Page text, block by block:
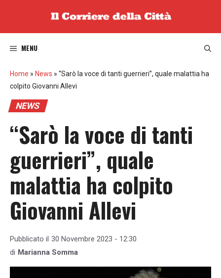
MENU
Home » News » “Sarò la voce di tanti guerrieri”, quale malattia ha
colpito Giovanni Allevi
NEWS
“Sarò la voce di tanti
guerrieri”, quale
malattia ha colpito
Giovanni Allevi
Pubblicato il 30 Novembre 2023 - 12:30
di Marianna Somma